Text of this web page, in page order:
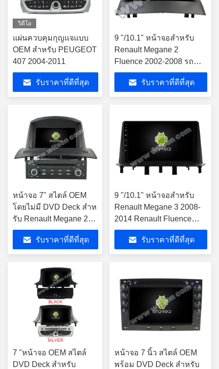
วิดีโอ
แผ่นควบคุมกุญแจแบบ
OEM สําหรับ PEUGEOT
407 2004-2011
รับราคาที่ดีที่สุด
9 "/10.1" หน้าจอสำหรับ
Renault Megane 2
Fluence 2002-2008 รถ
มัลติมีเดียสเตอริโอ
รับราคาที่ดีที่สุด
หน้าจอ 7" สไตล์ OEM
โดยไม่มี DVD Deck สําห
รับ Renault Megane 2
Fluence 2002-2008
เครื่องเสียงสเตเรียรถยนต์
รับราคาที่ดีที่สุด
9 "/10.1" หน้าจอสำหรับ
Renault Megane 3 2008-
2014 Renault Fluence
Samsung SM3 2013-2016
รถสเตอริโอรับราคาที่ดีที่สุด
7 "หน้าจอ OEM สไตล์
DVD Deck สำหรับ
หน้าจอ 7 นิ้ว สไตล์ OEM
พร้อม DVD Deck สําหรับ